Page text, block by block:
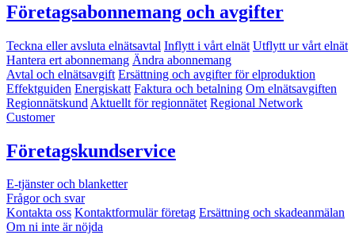
Företagsabonnemang och avgifter
Teckna eller avsluta elnätsavtal Inflytt i vårt elnät Utflytt ur vårt elnät
Hantera ert abonnemang Ändra abonnemang
Avtal och elnätsavgift Ersättning och avgifter för elproduktion
Effektguiden Energiskatt Faktura och betalning Om elnätsavgiften
Regionnätskund Aktuellt för regionnätet Regional Network
Customer
Företagskundservice
E-tjänster och blanketter
Frågor och svar
Kontakta oss Kontaktformulär företag Ersättning och skadeanmälan
Om ni inte är nöjda